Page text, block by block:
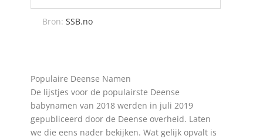
Bron: SSB.no
Populaire Deense Namen
De lijstjes voor de populairste Deense
babynamen van 2018 werden in juli 2019
gepubliceerd door de Deense overheid. Laten
we die eens nader bekijken. Wat gelijk opvalt is